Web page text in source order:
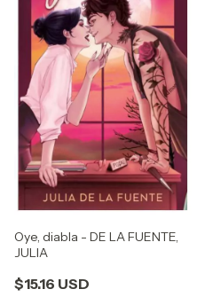
Oye, diabla - DE LA FUENTE,
JULIA
$15.16 USD